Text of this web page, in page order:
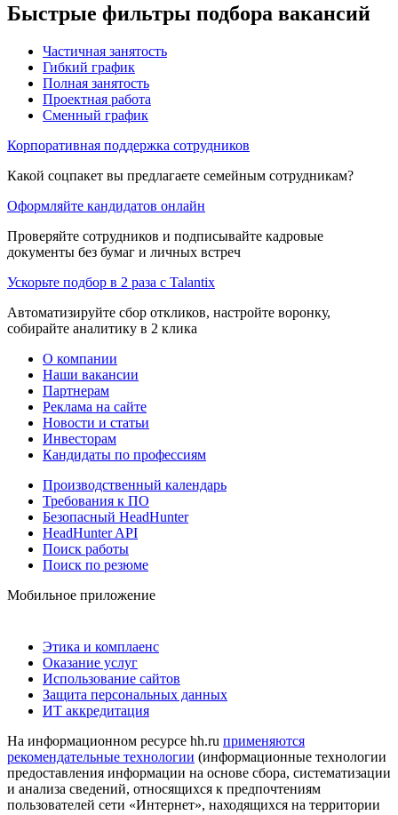
Быстрые фильтры подбора вакансий
Частичная занятость
Гибкий график
Полная занятость
Проектная работа
Сменный график
Корпоративная поддержка сотрудников
Какой соцпакет вы предлагаете семейным сотрудникам?
Оформляйте кандидатов онлайн
Проверяйте сотрудников и подписывайте кадровые
документы без бумаг и личных встреч
Ускорьте подбор в 2 раза с Talantix
Автоматизируйте сбор откликов, настройте воронку,
собирайте аналитику в 2 клика
О компании
Наши вакансии
Партнерам
Реклама на сайте
Новости и статьи
Инвесторам
Кандидаты по профессиям
Производственный календарь
Требования к ПО
Безопасный HeadHunter
HeadHunter API
Поиск работы
Поиск по резюме
Мобильное приложение
Этика и комплаенс
Оказание услуг
Использование сайтов
Защита персональных данных
ИТ аккредитация
На информационном ресурсе hh.ru применяются
рекомендательные технологии (информационные технологии
предоставления информации на основе сбора, систематизации
и анализа сведений, относящихся к предпочтениям
пользователей сети «Интернет», находящихся на территории